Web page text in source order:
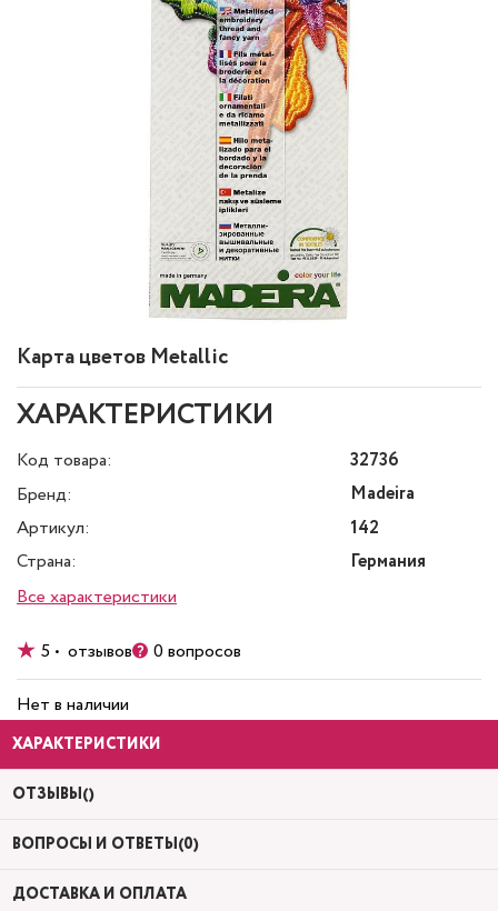
Карта цветов Metallic
ХАРАКТЕРИСТИКИ
Код товара:
32736
Бренд:
Madeira
Артикул:
142
Страна:
Германия
Все характеристики
5 • отзывов 0 вопросов
Нет в наличии
ХАРАКТЕРИСТИКИ
ОТЗЫВЫ()
ВОПРОСЫ И ОТВЕТЫ(0)
ДОСТАВКА И ОПЛАТА